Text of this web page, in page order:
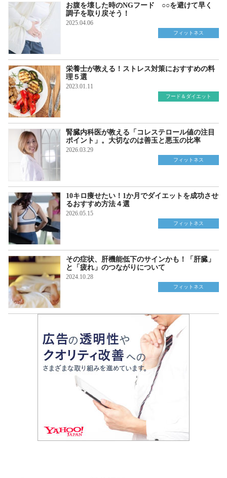
お腹を壊した時のNGフード ○○を避けて早く
調子を取り戻そう！
2025.04.06
フィットネス
栄養士が教える！ストレス対策におすすめの料
理５選
2023.01.11
フード＆ダイエット
腎臓内科医が教える「コレステロール値の注目
ポイント」。大切なのは善玉と悪玉の比率
2026.03.29
フィットネス
10キロ痩せたい！1か月でダイエットを成功させ
るおすすめ方法４選
2026.05.15
フィットネス
その症状、肝機能低下のサインかも！「肝臓」
と「疲れ」のつながりについて
2024.10.28
フィットネス